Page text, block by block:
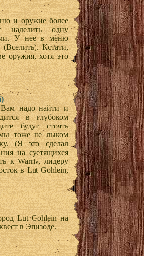
и оружие более
наделить одну
У нее в меню
Кстати,
оружия, хотя это
Вам надо найти и
в глубоком
будут стоять
мы тоже не лыком
(Я это сделал
на суетящихся
к Warriv, лидеру
в Lut Gohlein,
Lut Gohlein на
в Эпизоде.